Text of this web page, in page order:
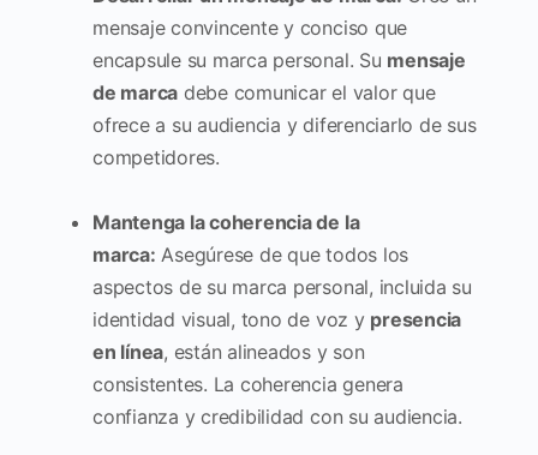
mensaje convincente y conciso que
encapsule su marca personal. Su mensaje
de marca debe comunicar el valor que
ofrece a su audiencia y diferenciarlo de sus
competidores.
Mantenga la coherencia de la
marca: Asegúrese de que todos los
aspectos de su marca personal, incluida su
identidad visual, tono de voz y presencia
en línea, están alineados y son
consistentes. La coherencia genera
confianza y credibilidad con su audiencia.